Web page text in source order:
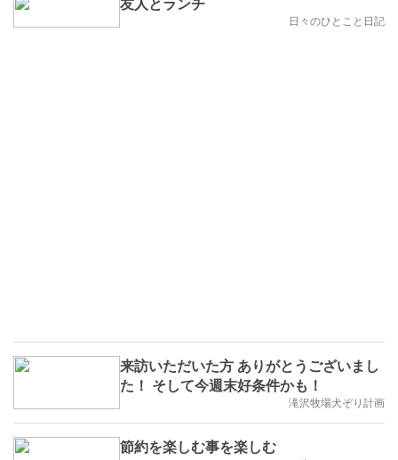
日々のひとこと日記
来訪いただいた方 ありがとうございまし
た！ そして今週末好条件かも！
滝沢牧場犬ぞり計画
節約を楽しむ事を楽しむ